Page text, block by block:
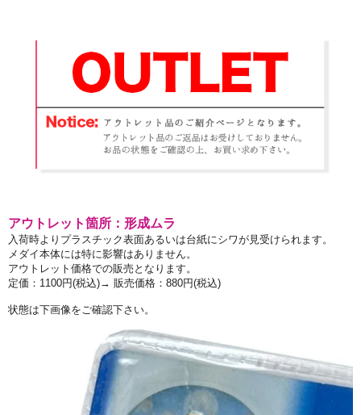
アウトレット箇所：形成ムラ
入荷時よりプラスチック表面あるいは台紙にシワが見受けられます。
メダイ本体には特に影響はありません。
アウトレット価格での販売となります。
定価：1100円(税込)→ 販売価格：880円(税込)
状態は下画像をご確認下さい。